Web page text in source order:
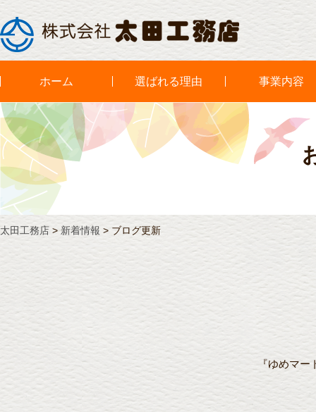
ホーム 選ばれる理由 事業内容
太田工務店 >新着情報 > ブログ更新
『ゆめマ